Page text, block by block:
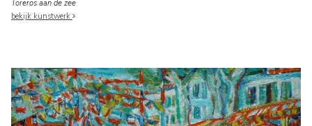
Toreros aan de zee
bekijk kunstwerk